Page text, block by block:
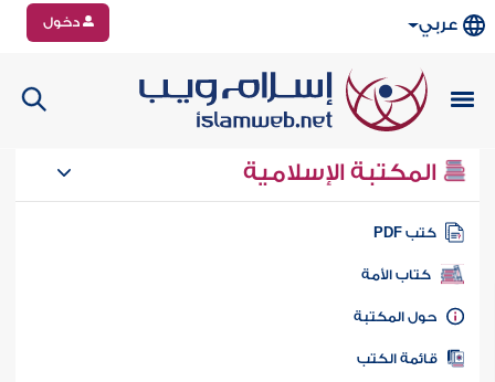
عربي دخول
المكتبة الإسلامية
كتب PDF
كتاب الأمة
المكتبة